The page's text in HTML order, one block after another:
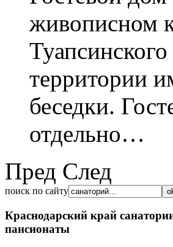
живописном
территории
беседки.
отдельно…
Пред След
поиск по сайту
Краснодарский край
пансионаты